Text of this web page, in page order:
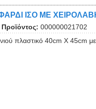
ΙΣΟ ΜΕ
000000021702
πλαστικό 40cm Χ 45cm με